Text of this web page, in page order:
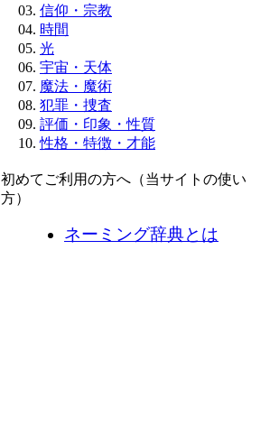
信仰・宗教
時間
光
宇宙・天体
魔法・魔術
犯罪・捜査
評価・印象・性質
性格・特徴・才能
初めてご利用の方へ（当サイトの使い
方）
ネーミング辞典とは